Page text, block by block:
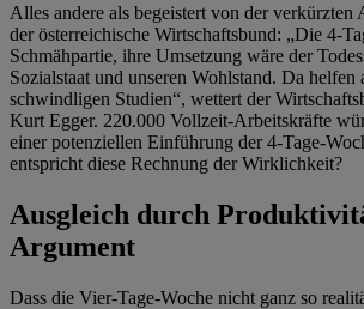
Alles andere als begeistert von der verkürzten
der österreichische Wirtschaftsbund: „Die 4-
Schmähpartie, ihre Umsetzung wäre der
Sozialstaat und unseren Wohlstand. Da helfen
schwindligen Studien“, wettert der
Kurt Egger. 220.000 Vollzeit-Arbeitskräfte
einer potenziellen Einführung der 4-Tage-
entspricht diese Rechnung der Wirklichkeit?
Ausgleich durch
Argument
Dass die Vier-Tage-Woche nicht ganz so